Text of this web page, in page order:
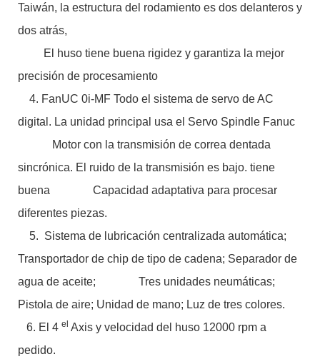
Taiwán, la estructura del rodamiento es dos delanteros y
dos atrás,
El huso tiene buena rigidez y garantiza la mejor
precisión de procesamiento
4. FanUC 0i-MF Todo el sistema de servo de AC
digital. La unidad principal usa el Servo Spindle Fanuc
Motor con la transmisión de correa dentada
sincrónica. El ruido de la transmisión es bajo. tiene
buena Capacidad adaptativa para procesar
diferentes piezas.
5. Sistema de lubricación centralizada automática;
Transportador de chip de tipo de cadena; Separador de
agua de aceite; Tres unidades neumáticas;
Pistola de aire; Unidad de mano; Luz de tres colores.
6. El 4 el Axis y velocidad del huso 12000 rpm a
pedido.